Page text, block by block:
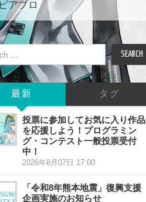
ピアプロ
最新 タグ
投票に参加してお気に入り作品
を応援しよう！プログラミン
グ・コンテスト一般投票受付
中！
2026年8月07日 17:00
「令和8年熊本地震」復興支援
企画実施のお知らせ